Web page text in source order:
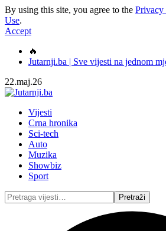
By using this site, you agree to the Privacy
Use.
Accept
🔥
Jutarnji.ba | Sve vijesti na jednom
22.maj.26
Vijesti
Crna hronika
Sci-tech
Auto
Muzika
Showbiz
Sport